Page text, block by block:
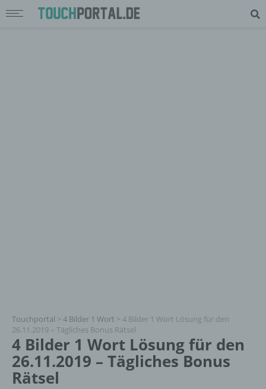
Touchportal > 4 Bilder 1 Wort > 4 Bilder 1 Wort Lösung für den
26.11.2019 – Tägliches Bonus Rätsel
4 Bilder 1 Wort Lösung für den
26.11.2019 – Tägliches Bonus
Rätsel